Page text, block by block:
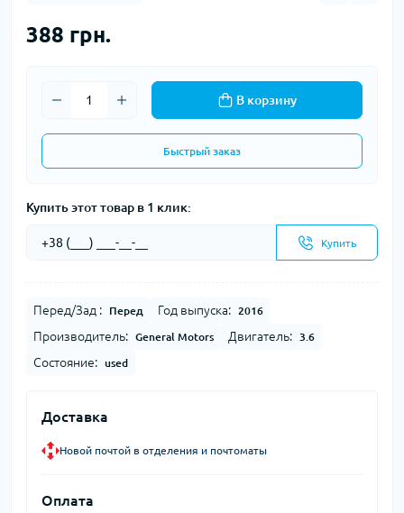
388 грн.
В корзину
Быстрый заказ
Купить этот товар в 1 клик:
Купить
Перед/Зад : Перед Год выпуска: 2016
Производитель: General Motors Двигатель: 3.6
Состояние: used
Доставка
Новой почтой в отделения и почтоматы
Оплата